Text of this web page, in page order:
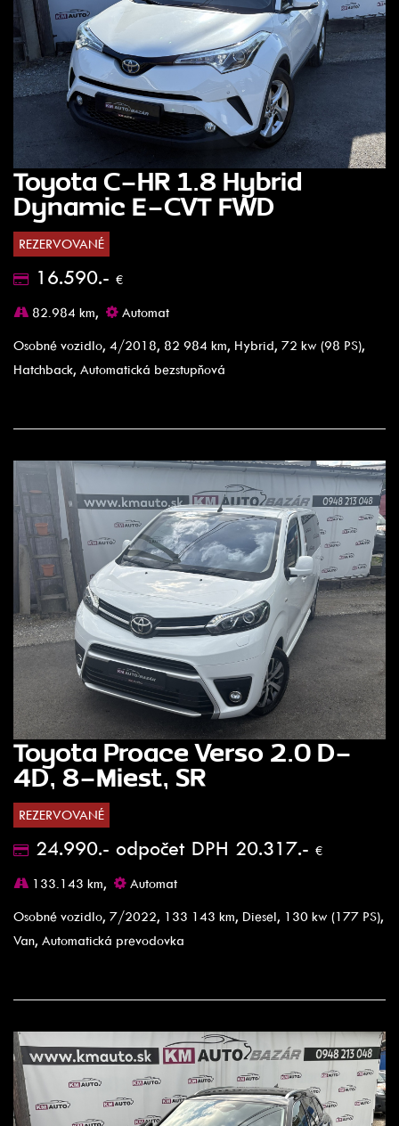
Toyota C-HR 1.8 Hybrid
Dynamic E-CVT FWD
REZERVOVANÉ
16.590.- €
82.984 km,
Automat
Osobné vozidlo, 4/2018, 82 984 km, Hybrid, 72 kw (98 PS),
Hatchback, Automatická bezstupňová
Toyota Proace Verso 2.0 D-
4D, 8-Miest, SR
REZERVOVANÉ
24.990.- odpočet DPH 20.317.- €
133.143 km,
Automat
Osobné vozidlo, 7/2022, 133 143 km, Diesel, 130 kw (177 PS),
Van, Automatická prevodovka